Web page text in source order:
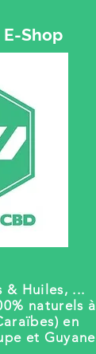
E-Shop
& Huiles, ...
naturels à
en
et Guyane